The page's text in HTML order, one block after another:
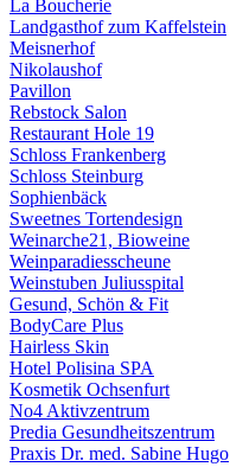
La Boucherie
Landgasthof zum Kaffelstein
Meisnerhof
Nikolaushof
Pavillon
Rebstock Salon
Restaurant Hole 19
Schloss Frankenberg
Schloss Steinburg
Sophienbäck
Sweetnes Tortendesign
Weinarche21, Bioweine
Weinparadiesscheune
Weinstuben Juliusspital
Gesund, Schön & Fit
BodyCare Plus
Hairless Skin
Hotel Polisina SPA
Kosmetik Ochsenfurt
No4 Aktivzentrum
Predia Gesundheitszentrum
Praxis Dr. med. Sabine Hugo